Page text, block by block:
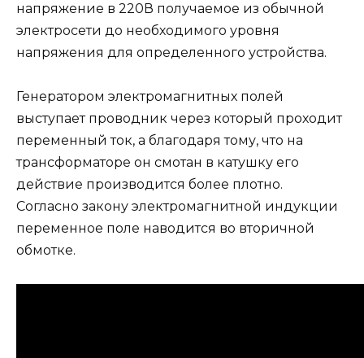
напряжение в 220В получаемое из обычной
электросети до необходимого уровня
напряжения для определенного устройства.
Генератором электромагнитных полей
выступает проводник через который проходит
переменный ток, а благодаря тому, что на
трансформаторе он смотан в катушку его
действие производится более плотно.
Согласно закону электромагнитной индукции
переменное поле наводится во вторичной
обмотке.